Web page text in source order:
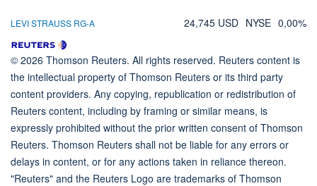
LEVI STRAUSS RG-A 24,745 USD NYSE 0,00%
© 2026 Thomson Reuters. All rights reserved. Reuters content is
the intellectual property of Thomson Reuters or its third party
content providers. Any copying, republication or redistribution of
Reuters content, including by framing or similar means, is
expressly prohibited without the prior written consent of Thomson
Reuters. Thomson Reuters shall not be liable for any errors or
delays in content, or for any actions taken in reliance thereon.
"Reuters" and the Reuters Logo are trademarks of Thomson